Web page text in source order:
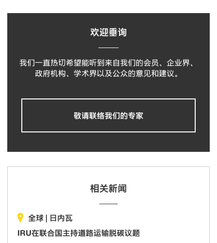
欢迎垂询
我们一直热切希望能听到来自我们的会员、企业界、
政府机构、学术界以及公众的意见和建议。
敬请联络我们的专家
相关新闻
全球 | 日内瓦
IRU在联合国主持道路运输脱碳议题